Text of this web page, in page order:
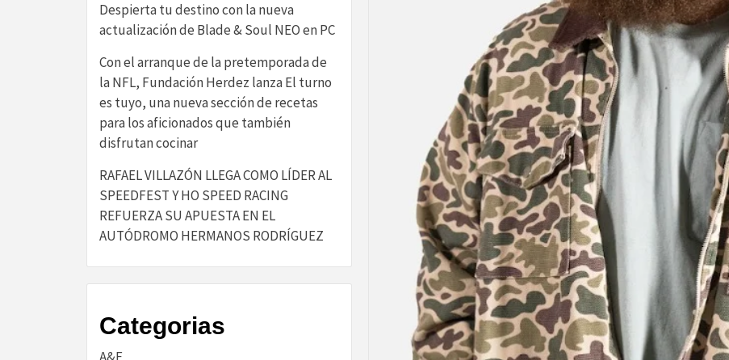
Despierta tu destino con la nueva
actualización de Blade & Soul NEO en PC
Con el arranque de la pretemporada de
la NFL, Fundación Herdez lanza El turno
es tuyo, una nueva sección de recetas
para los aficionados que también
disfrutan cocinar
RAFAEL VILLAZÓN LLEGA COMO LÍDER AL
SPEEDFEST Y HO SPEED RACING
REFUERZA SU APUESTA EN EL
AUTÓDROMO HERMANOS RODRÍGUEZ
Categorias